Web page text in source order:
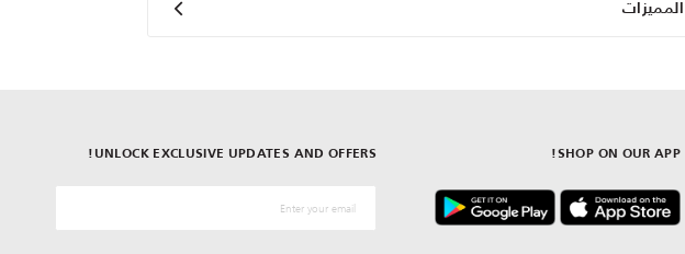
المميزات
SHOP ON OUR APP!
UNLOCK EXCLUSIVE UPDATES AND OFFERS!